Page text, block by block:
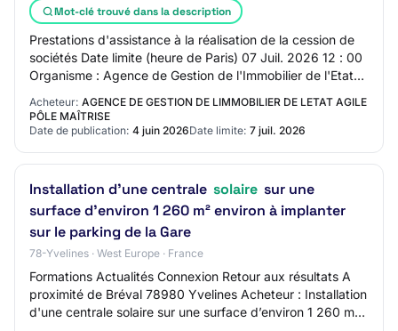
Mot-clé trouvé dans la description
Prestations d'assistance à la réalisation de la cession de
sociétés Date limite (heure de Paris) 07 Juil. 2026 12 : 00
Organisme : Agence de Gestion de l'Immobilier de l'Etat
Acheteur: AGENCE DE GESTION DE LIMMOBILIER DE LETAT AGILE
PÔLE MAÎTRISE
Date de publication: 4 juin 2026Date limite: 7 juil. 2026
Installation d'une centrale solaire sur une
surface d’environ 1 260 m² environ à implanter
sur le parking de la Gare
78-Yvelines · West Europe · France
Formations Actualités Connexion Retour aux résultats A
proximité de Bréval 78980 Yvelines Acheteur : Installation
d'une centrale solaire sur une surface d’environ 1 260 m²